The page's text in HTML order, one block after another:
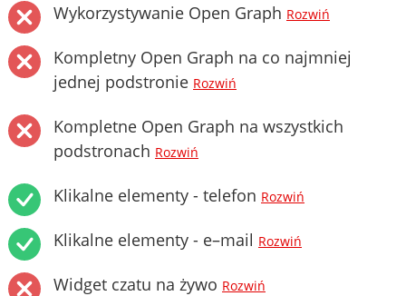
Wykorzystywanie Open Graph Rozwiń
Kompletny Open Graph na co najmniej
jednej podstronie Rozwiń
Kompletne Open Graph na wszystkich
podstronach Rozwiń
Klikalne elementy - telefon Rozwiń
Klikalne elementy - e–mail Rozwiń
Widget czatu na żywo Rozwiń